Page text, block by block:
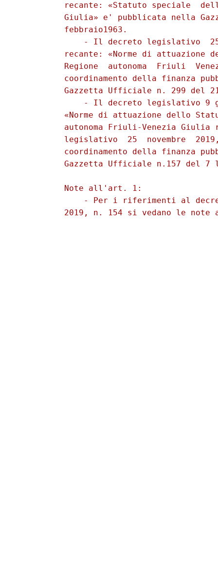
recante: «Statuto speciale
Giulia» e' pubblicata nella
          febbraio1963.
- Il decreto legislativo
recante: «Norme di attuazione
Regione  autonoma  Friuli
coordinamento della finanza
Gazzetta Ufficiale n. 299 del
- Il decreto legislativo 9
«Norme di attuazione dello
autonoma Friuli-Venezia Giulia
legislativo  25  novembre
coordinamento della finanza
Gazzetta Ufficiale n.157 del 7
          Note all'art. 1:
- Per i riferimenti al